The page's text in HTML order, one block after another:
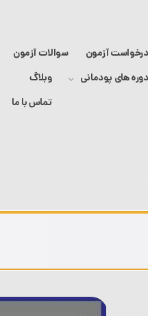
درخواست آزمون
سوالات آزمون
دوره های پودمانی
وبلاگ
تماس با ما